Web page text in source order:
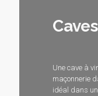
Une cave à
maçonnerie
idéal dans